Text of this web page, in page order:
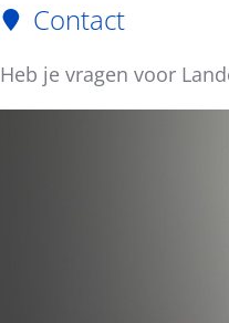
Contact
Heb je vragen voor